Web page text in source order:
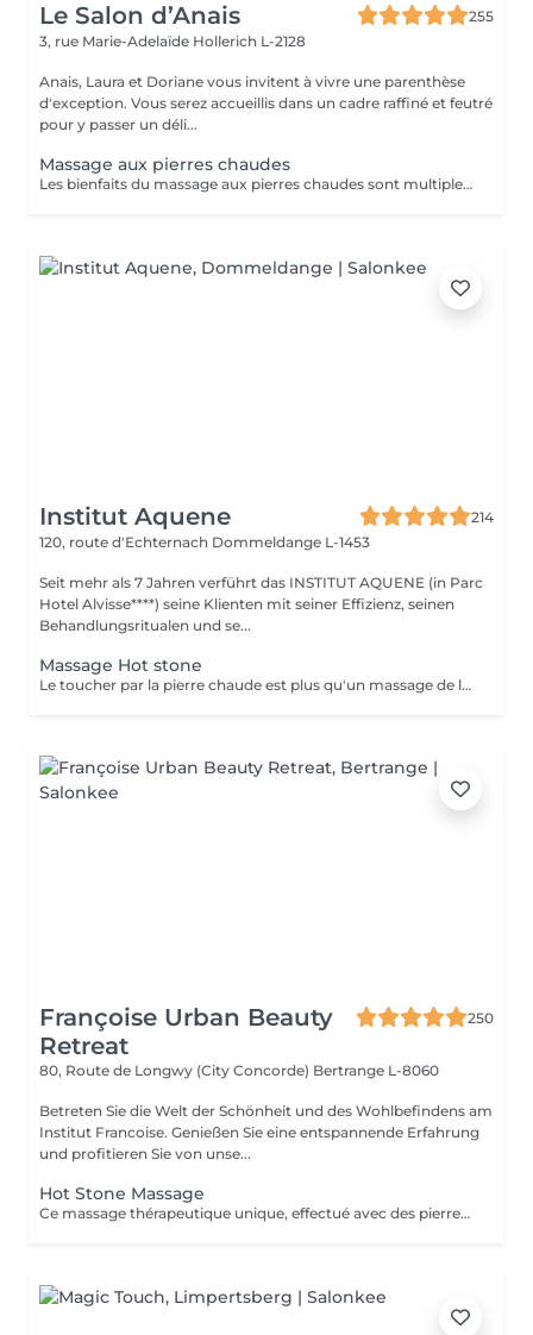
Le Salon d’Anais
255
3, rue Marie-Adelaïde Hollerich L-2128
Anais, Laura et Doriane vous invitent à vivre une parenthèse
d'exception. Vous serez accueillis dans un cadre raffiné et feutré
pour y passer un déli...
Massage aux pierres chaudes
Les bienfaits du massage aux pierres chaudes sont multiples. Il permet notamment de lâcher prise, de détoxifier l'organisme et d'améliorer la circulation sanguine. Plusieurs maladies et certaines douleurs sont également traitées grâce à cette technique de massage, dont : L'arthrite ; La fibromyalgie ; L'insomnie ; Les douleurs musculaires ; Les maladies liées au stress. Cependant, tout le monde ne peut pas profiter des vertus thérapeutiques du massage aux pierres chaudes. Certaines contre-indications existent. Les personnes souffrant de diabète, de problèmes respiratoires ou cardiaques doivent éviter ce type ce massage. C'est également le cas pour les femmes enceintes.
Institut Aquene
214
120, route d'Echternach Dommeldange L-1453
Seit mehr als 7 Jahren verführt das INSTITUT AQUENE (in Parc
Hotel Alvisse****) seine Klienten mit seiner Effizienz, seinen
Behandlungsritualen und se...
Massage Hot stone
Le toucher par la pierre chaude est plus qu'un massage de la peau. A travers ce toucher, nous offrons à la personne un retour aux sources. Profitez d'un bon moment pour le corps et la tête.
Françoise Urban Beauty
Retreat
250
80, Route de Longwy (City Concorde) Bertrange L-8060
Betreten Sie die Welt der Schönheit und des Wohlbefindens am
Institut Francoise. Genießen Sie eine entspannende Erfahrung
und profitieren Sie von unse...
Hot Stone Massage
Ce massage thérapeutique unique, effectué avec des pierres de lave, rend un bon équilibre de l'énergie. Son effet est plus profond et dure plus longtemps que celui d'un massage classique.